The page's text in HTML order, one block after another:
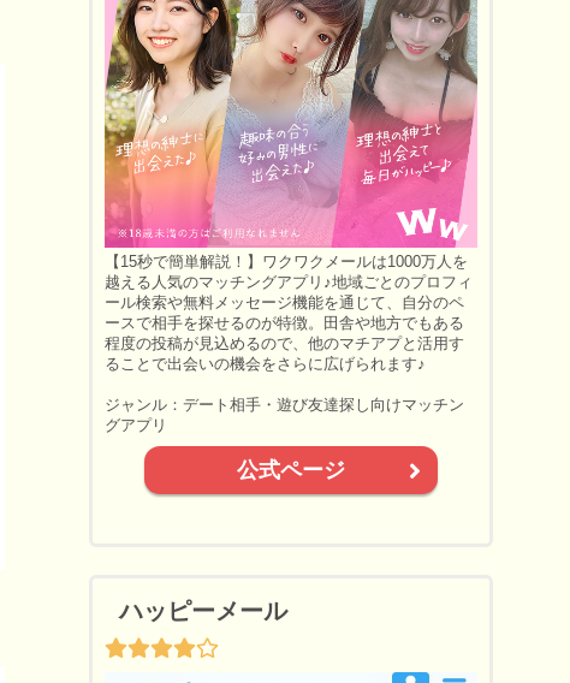
【15秒で簡単解説！】ワクワクメールは1000万人を
越える人気のマッチングアプリ♪地域ごとのプロフィ
ール検索や無料メッセージ機能を通じて、自分のペ
ースで相手を探せるのが特徴。田舎や地方でもある
程度の投稿が見込めるので、他のマチアプと活用す
ることで出会いの機会をさらに広げられます♪
ジャンル：デート相手・遊び友達探し向けマッチン
グアプリ
公式ページ
ハッピーメール